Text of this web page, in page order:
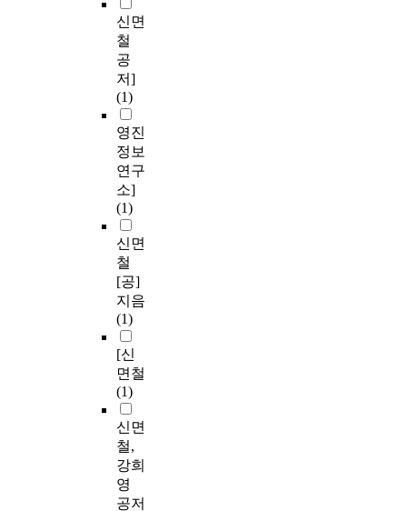
신면
철
공
저]
(1)
영진
정보
연구
소]
(1)
신면
철
[공]
지음
(1)
[신
면철
(1)
신면
철,
강희
영
공저